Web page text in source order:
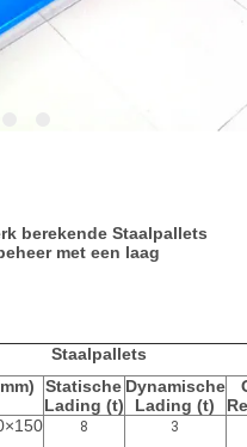
berekende Staalpallets
met een laag
Staalpallets
Statische
Lading (t)
Dynamische
Lading (t)
8 3